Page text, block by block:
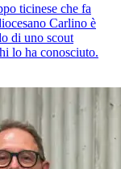
ticinese che fa
Carlino è
di uno scout
lo ha conosciuto.